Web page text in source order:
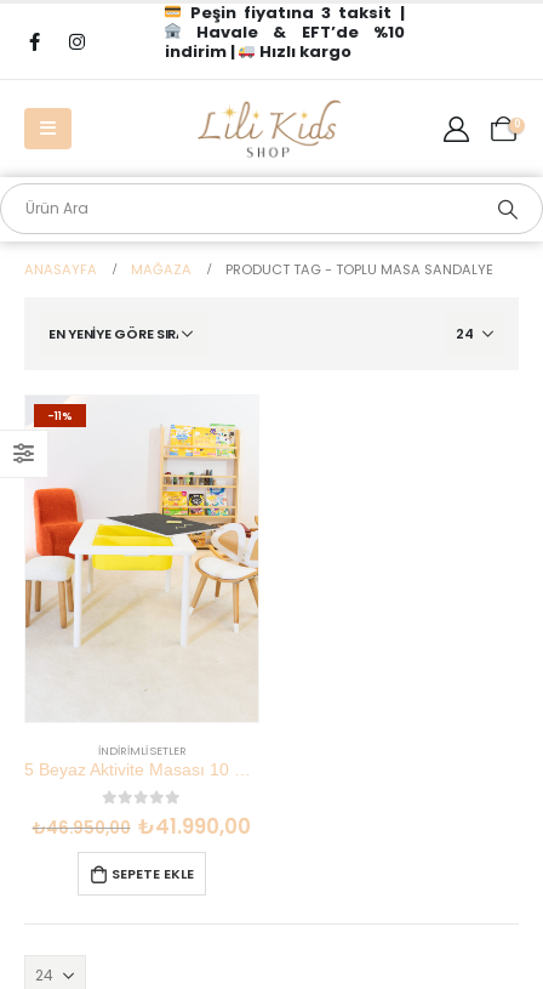
Peşin fiyatına 3 taksit |
Havale & EFT’de %10
indirim |
Hızlı kargo
0
ANASAYFA MAĞAZA PRODUCT TAG - TOPLU MASA SANDALYE
-11%
İNDIRIMLI SETLER
out of 5
₺46.950,00 ₺41.990,00
SEPETE EKLE